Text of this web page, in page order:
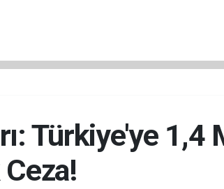
Türkiye'ye 1,4
Ceza!